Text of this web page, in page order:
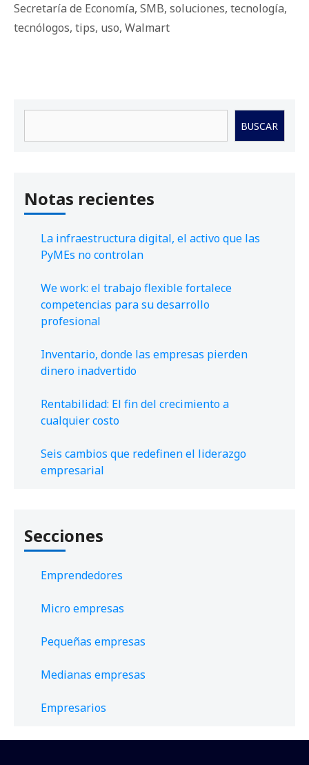
Secretaría de Economía, SMB, soluciones, tecnología,
tecnólogos, tips, uso, Walmart
BUSCAR
Notas recientes
La infraestructura digital, el activo que las
PyMEs no controlan
We work: el trabajo flexible fortalece
competencias para su desarrollo
profesional
Inventario, donde las empresas pierden
dinero inadvertido
Rentabilidad: El fin del crecimiento a
cualquier costo
Seis cambios que redefinen el liderazgo
empresarial
Secciones
Emprendedores
Micro empresas
Pequeñas empresas
Medianas empresas
Empresarios